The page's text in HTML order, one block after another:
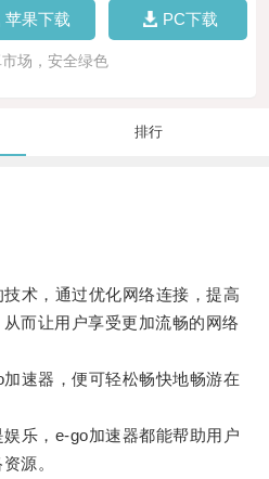
苹果下载 PC下载
场，安全绿色
排行
，通过优化网络连接，提高
而让用户享受更加流畅的网络
器，便可轻松畅快地畅游在
，e-go加速器都能帮助用户
源。